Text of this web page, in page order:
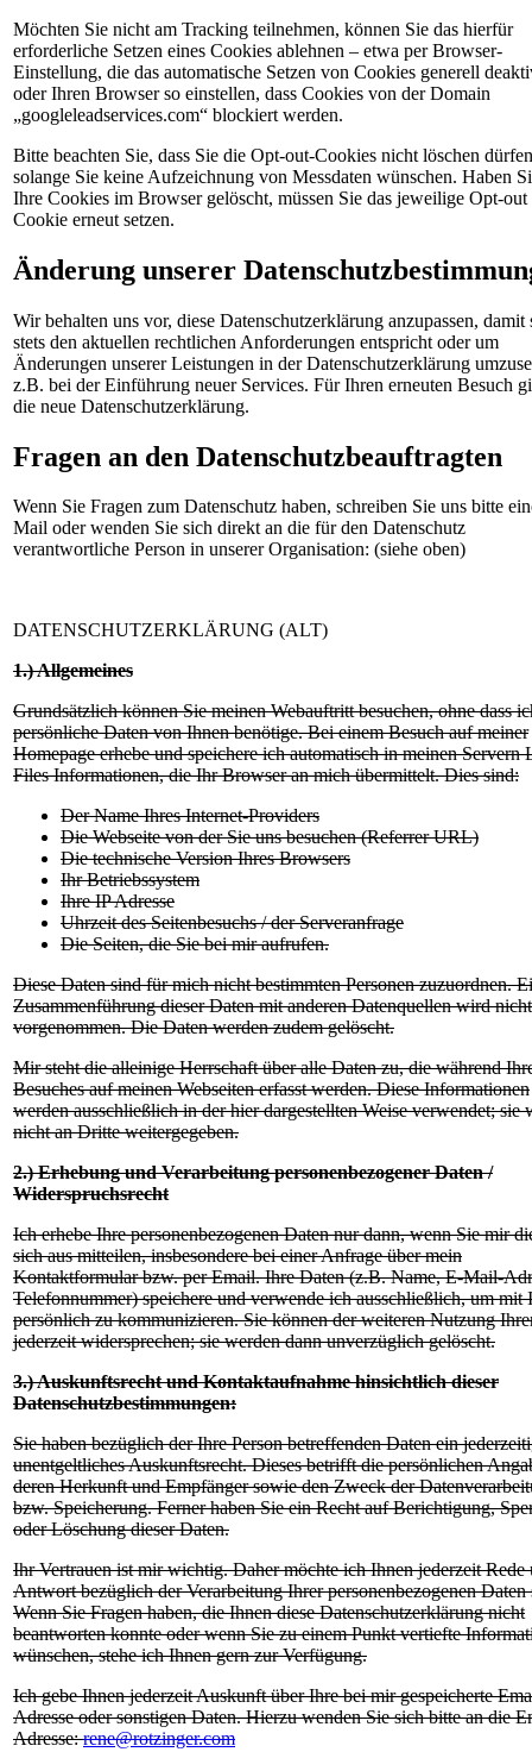
Möchten Sie nicht am Tracking teilnehmen, können Sie das hierfür
erforderliche Setzen eines Cookies ablehnen – etwa per Browser-
Einstellung, die das automatische Setzen von Cookies generell
oder Ihren Browser so einstellen, dass Cookies von der Domain
„googleleadservices.com“ blockiert werden.
Bitte beachten Sie, dass Sie die Opt-out-Cookies nicht löschen
solange Sie keine Aufzeichnung von Messdaten wünschen. Haben
Ihre Cookies im Browser gelöscht, müssen Sie das jeweilige Opt-out
Cookie erneut setzen.
Änderung unserer
Wir behalten uns vor, diese Datenschutzerklärung anzupassen, damit
stets den aktuellen rechtlichen Anforderungen entspricht oder um
Änderungen unserer Leistungen in der Datenschutzerklärung
z.B. bei der Einführung neuer Services. Für Ihren erneuten Besuch
die neue Datenschutzerklärung.
Fragen an den Datenschutzbeauftragten
Wenn Sie Fragen zum Datenschutz haben, schreiben Sie uns bitte
Mail oder wenden Sie sich direkt an die für den Datenschutz
verantwortliche Person in unserer Organisation: (siehe oben)
DATENSCHUTZERKLÄRUNG (ALT)
1.) Allgemeines
Grundsätzlich können Sie meinen Webauftritt besuchen, ohne dass
persönliche Daten von Ihnen benötige. Bei einem Besuch auf meiner
Homepage erhebe und speichere ich automatisch in meinen Servern
Files Informationen, die Ihr Browser an mich übermittelt. Dies sind:
Der Name Ihres Internet-Providers
Die Webseite von der Sie uns besuchen (Referrer URL)
Die technische Version Ihres Browsers
Ihr Betriebssystem
Ihre IP Adresse
Uhrzeit des Seitenbesuchs / der Serveranfrage
Die Seiten, die Sie bei mir aufrufen.
Diese Daten sind für mich nicht bestimmten Personen zuzuordnen.
Zusammenführung dieser Daten mit anderen Datenquellen wird nicht
vorgenommen. Die Daten werden zudem gelöscht.
Mir steht die alleinige Herrschaft über alle Daten zu, die während
Besuches auf meinen Webseiten erfasst werden. Diese Informationen
werden ausschließlich in der hier dargestellten Weise verwendet; sie
nicht an Dritte weitergegeben.
2.) Erhebung und Verarbeitung personenbezogener Daten /
Widerspruchsrecht
Ich erhebe Ihre personenbezogenen Daten nur dann, wenn Sie mir
sich aus mitteilen, insbesondere bei einer Anfrage über mein
Kontaktformular bzw. per Email. Ihre Daten (z.B. Name, E-Mail-
Telefonnummer) speichere und verwende ich ausschließlich, um mit
persönlich zu kommunizieren. Sie können der weiteren Nutzung
jederzeit widersprechen; sie werden dann unverzüglich gelöscht.
3.) Auskunftsrecht und Kontaktaufnahme hinsichtlich dieser
Datenschutzbestimmungen:
Sie haben bezüglich der Ihre Person betreffenden Daten ein
unentgeltliches Auskunftsrecht. Dieses betrifft die persönlichen
deren Herkunft und Empfänger sowie den Zweck der
bzw. Speicherung. Ferner haben Sie ein Recht auf Berichtigung,
oder Löschung dieser Daten.
Ihr Vertrauen ist mir wichtig. Daher möchte ich Ihnen jederzeit Rede
Antwort bezüglich der Verarbeitung Ihrer personenbezogenen Daten
Wenn Sie Fragen haben, die Ihnen diese Datenschutzerklärung nicht
beantworten konnte oder wenn Sie zu einem Punkt vertiefte
wünschen, stehe ich Ihnen gern zur Verfügung.
Ich gebe Ihnen jederzeit Auskunft über Ihre bei mir gespeicherte
Adresse oder sonstigen Daten. Hierzu wenden Sie sich bitte an die
Adresse:rene@rotzinger.com